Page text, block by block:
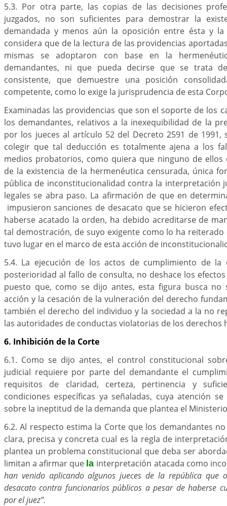
5.3. Por otra parte, las copias de las decisiones
juzgados, no son suficientes para demostrar la
demandada y menos aún la oposición entre ésta y la
considera que de la lectura de las providencias
mismas se adoptaron con base en la
demandantes, ni que pueda decirse que se trata
consistente, que demuestre una posición
competente, como lo exige la jurisprudencia de esta
Examinadas las providencias que son el soporte de los
los demandantes, relativos a la inexequibilidad de la
por los jueces al artículo 52 del Decreto 2591 de 1991,
colegir que tal deducción es totalmente ajena a los
medios probatorios, como quiera que ninguno de ellos
de la existencia de la hermenéutica censurada, única
pública de inconstitucionalidad contra la interpretación
legales se abra paso. La afirmación de que en
impusieron sanciones de desacato que se hicieron
haberse acatado la orden, ha debido acreditarse de
tal demostración, de suyo exigente como lo ha
tuvo lugar en el marco de esta acción de
5.4. La ejecución de los actos de cumplimiento de
posterioridad al fallo de consulta, no deshace los
puesto que, como se dijo antes, esta figura busca no
acción y la cesación de la vulneración del derecho
también el derecho del individuo y la sociedad a la no
las autoridades de conductas violatorias de los derechos
6. Inhibición de la Corte
6.1. Como se dijo antes, el control constitucional
judicial requiere por parte del demandante el
requisitos de claridad, certeza, pertinencia y
condiciones específicas ya señaladas, cuya atención
sobre la ineptitud de la demanda que plantea el
6.2. Al respecto estima la Corte que los demandantes
clara, precisa y concreta cual es la regla de
plantea un problema constitucional que deba ser
limitan a afirmar que la interpretación atacada como
han venido aplicando algunos jueces de la república que
desacato contra funcionarios públicos a pesar de haberse
por el juez”.